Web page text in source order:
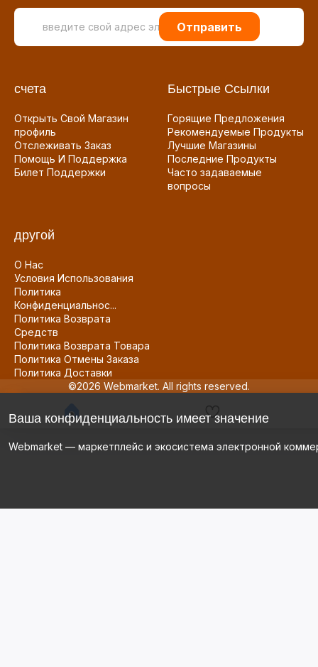
Отправить
счета
Открыть Свой Магазин
профиль
Отслеживать Заказ
Помощь И Поддержка
Билет Поддержки
Быстрые Ссылки
Горящие Предложения
Рекомендуемые Продукты
Лучшие Магазины
Последние Продукты
Часто задаваемые
вопросы
другой
О Нас
Условия Использования
Политика
Конфиденциальнос...
Политика Возврата
Средств
Политика Возврата Товара
Политика Отмены Заказа
Политика Доставки
©2026 Webmarket. All rights reserved.
Ваша конфиденциальность имеет значение
Webmarket — маркетплейс и экосистема электронной